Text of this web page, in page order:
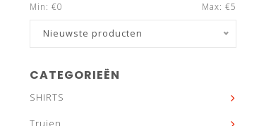
Min: €0 Max: €5
Nieuwste producten
CATEGORIEËN
SHIRTS
Truien